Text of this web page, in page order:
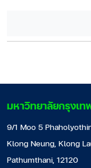
มหาวิทยาลัยกรุงเท
9/1 Moo 5
Klong Neung, Klong
Pathumthani, 12120